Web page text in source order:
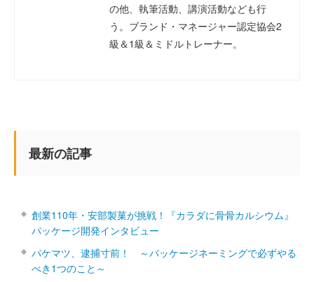
の他、執筆活動、講演活動なども行
う。ブランド・マネージャー認定協会2
級＆1級＆ミドルトレーナー。
最新の記事
創業110年・安部製菓が挑戦！『カラダに骨骨カルシウム』
パッケージ開発インタビュー
パケマツ、逮捕寸前！ ～パッケージネーミングで必ずやる
べき1つのこと～